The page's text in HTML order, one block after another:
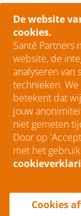
De website
cookies.
Santé Partners
website, de
analyseren van
technieken.
betekent dat
jouw
niet gemeten
Door op
met het
Cookies